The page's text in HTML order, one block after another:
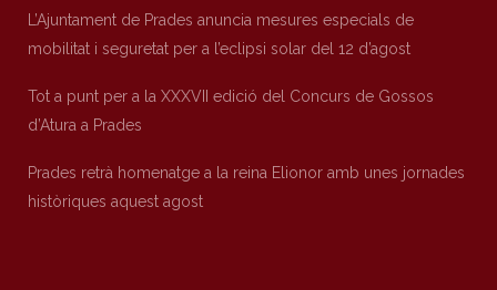
L’Ajuntament de Prades anuncia mesures especials de
mobilitat i seguretat per a l’eclipsi solar del 12 d’agost
Tot a punt per a la XXXVII edició del Concurs de Gossos
d’Atura a Prades
Prades retrà homenatge a la reina Elionor amb unes jornades
històriques aquest agost